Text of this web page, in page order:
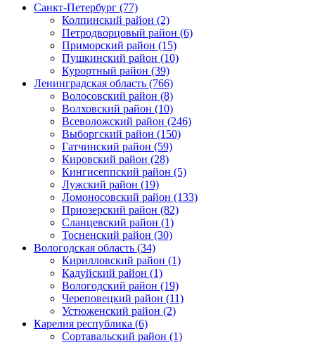
Санкт-Петербург (77)
Колпинский район (2)
Петродворцовый район (6)
Приморский район (15)
Пушкинский район (10)
Курортный район (39)
Ленинградская область (766)
Волосовский район (8)
Волховский район (10)
Всеволожский район (246)
Выборгский район (150)
Гатчинский район (59)
Кировский район (28)
Кингисеппский район (5)
Лужский район (19)
Ломоносовский район (133)
Приозерский район (82)
Сланцевский район (1)
Тосненский район (30)
Вологодская область (34)
Кирилловский район (1)
Кадуйский район (1)
Вологодский район (19)
Череповецкий район (11)
Устюженский район (2)
Карелия республика (6)
Сортавальский район (1)